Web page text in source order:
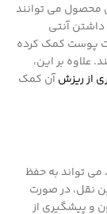
محصول می توانند
آنتی
پوست کمک کرده
علاوه بر این،
از ریزشآن کمک
تواند به حفظ
نقل، در صورت
و پیشگیری از